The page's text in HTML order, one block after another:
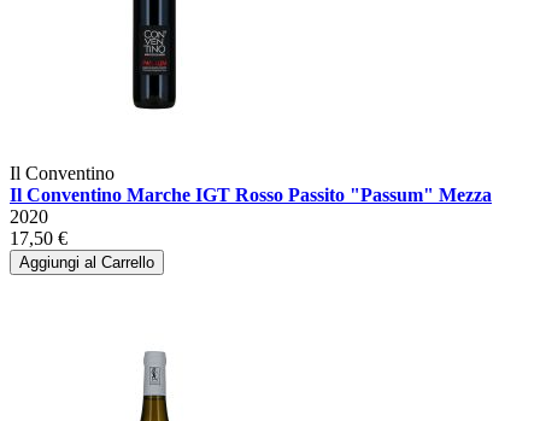
Il Conventino
Il Conventino Marche IGT Rosso Passito "Passum" Mezza
2020
17,50 €
Aggiungi al Carrello